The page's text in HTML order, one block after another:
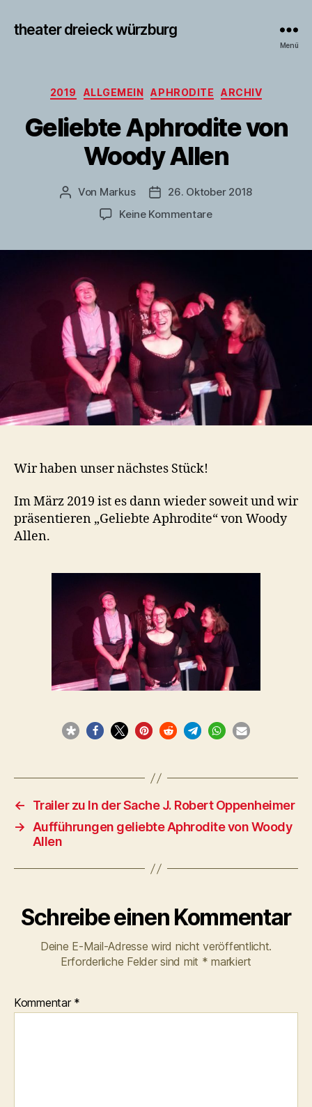
theater dreieck würzburg
Menü
Kategorien
2019 ALLGEMEIN APHRODITE ARCHIV
Geliebte Aphrodite von
Woody Allen
Beitragsautor
Von Markus Veröffentlichungsdatum
26. Oktober 2018
Keine Kommentarezu
Wir haben unser nächstes Stück!
Im März 2019 ist es dann wieder soweit und wir
präsentieren „Geliebte Aphrodite“ von Woody
Allen.
←
Trailer zu In der Sache J. Robert Oppenheimer
→ Aufführungen geliebte Aphrodite von Woody
Allen
Schreibe einen Kommentar
Deine E-Mail-Adresse wird nicht veröffentlicht.
Erforderliche Felder sind mit * markiert
Kommentar *